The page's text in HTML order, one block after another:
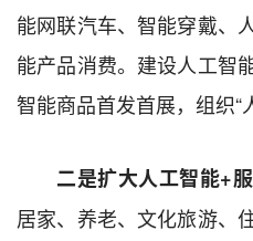
能网联汽车、智能穿戴、
能产品消费。建设人工智
智能商品首发首展，组织“
二是扩大人工智能+服
居家、养老、文化旅游、